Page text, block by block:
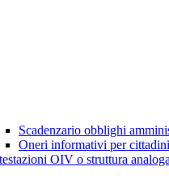
Scadenzario obblighi
Oneri informativi per
OIV o struttura analoga